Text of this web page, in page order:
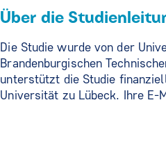
Über die
Die Studie wurde von der
Brandenburgischen
unterstützt die Studie
Universität zu Lübeck. Ihre